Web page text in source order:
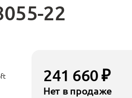
22
241 660 ₽
Нет в продаже